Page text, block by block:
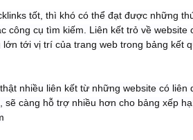
tốt, thì khó có thể đạt được những
công cụ tìm kiếm. Liên kết trỏ về website
lớn tới vị trí của trang web trong bảng kết
nhiều liên kết từ những website có liên
sẽ càng hỗ trợ nhiều hơn cho bảng xếp